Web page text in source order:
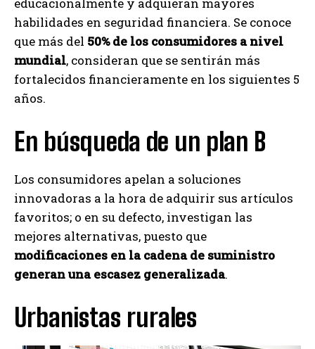
educacionalmente y adquieran mayores
habilidades en seguridad financiera. Se conoce
que más del 50% de los consumidores a nivel
mundial, consideran que se sentirán más
fortalecidos financieramente en los siguientes 5
años.
En búsqueda de un plan B
Los consumidores apelan a soluciones
innovadoras a la hora de adquirir sus artículos
favoritos; o en su defecto, investigan las
mejores alternativas, puesto que
modificaciones en la cadena de suministro
generan una escasez generalizada.
Urbanistas rurales